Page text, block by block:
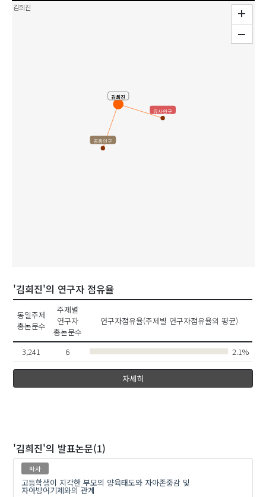
김희진
김희진
공동연구
유사연구
'김희진'의 연구자 점유율
동일주제
총논문수
주제별
연구자
총논문수
연구자점유율(주제별 연구자점유율의 평균)
3,241 6 2.1%
자세히
'김희진'의 발표논문(1)
박사
고등학생이 지각한 부모의 양육태도와 자아존중감 및
자아방어기제와의 관계